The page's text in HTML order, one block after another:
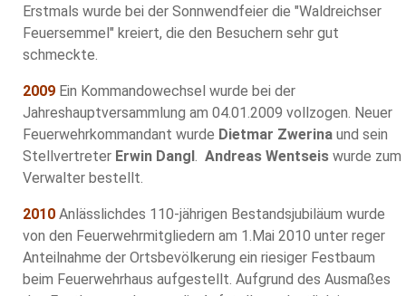
Erstmals wurde bei der Sonnwendfeier die "Waldreichser
Feuersemmel" kreiert, die den Besuchern sehr gut
schmeckte.
2009 Ein Kommandowechsel wurde bei der
Jahreshauptversammlung am 04.01.2009 vollzogen. Neuer
Feuerwehrkommandant wurde Dietmar Zwerina und sein
Stellvertreter Erwin Dangl Andreas Wentseis wurde zum
Verwalter bestellt.
2010 Anlässlichdes 110-jährigen Bestandsjubiläum wurde
von den Feuerwehrmitgliedern am 1.Mai 2010 unter reger
Anteilnahme der Ortsbevölkerung ein riesiger Festbaum
beim Feuerwehrhaus aufgestellt. Aufgrund des Ausmaßes